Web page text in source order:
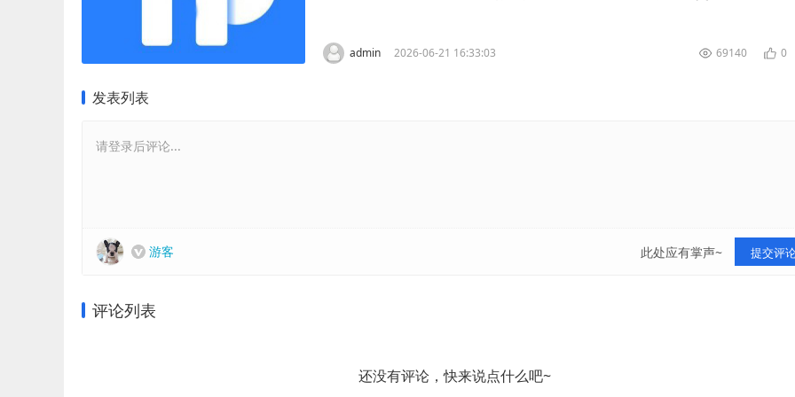
admin 2026-06-21 16:33:03 69140 0
发表列表
请登录后评论...
游客 此处应有掌声~ 提交评
评论列表
还没有评论，快来说点什么吧~